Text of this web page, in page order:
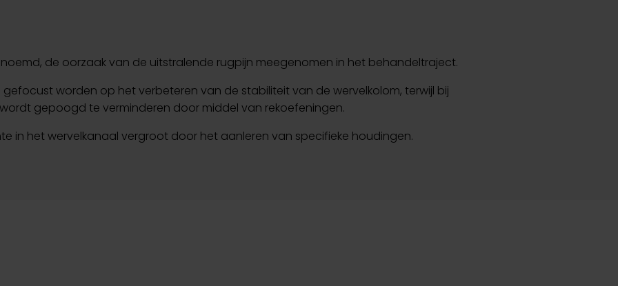
de oorzaak van de uitstralende rugpijn meegenomen in het behandeltraject.
gefocust worden op het verbeteren van de stabiliteit van de wervelkolom, terwijl bij
gepoogd te verminderen door middel van rekoefeningen.
in het wervelkanaal vergroot door het aanleren van specifieke houdingen.